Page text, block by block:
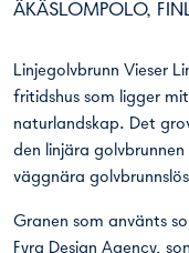
ÄKÄSLOMPOLO,
Linjegolvbrunn Vieser
fritidshus som ligger
naturlandskap. Det
den linjära
väggnära
Granen som använts
Fyra Design Agency,